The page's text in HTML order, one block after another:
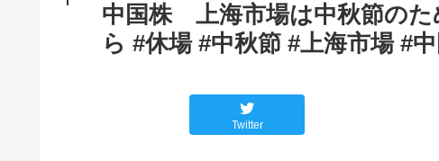
中国株 上海市場は中秋節のた
ら #休場 #中秋節 #上海市場 #
Twitter